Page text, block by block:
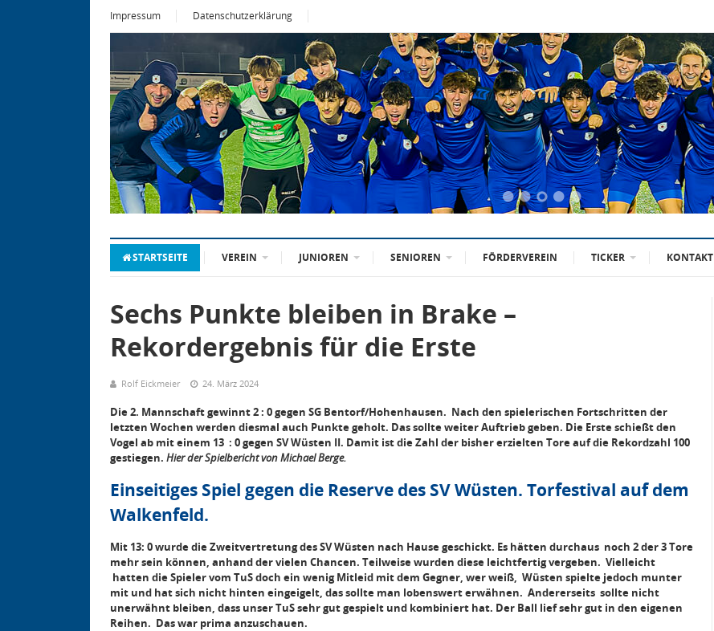
Impressum Datenschutzerklärung
STARTSEITE VEREIN JUNIOREN SENIOREN FÖRDERVEREIN TICKER KONTAKT
Sechs Punkte bleiben in Brake –
Rekordergebnis für die Erste
Rolf Eickmeier 24. März 2024
Die 2. Mannschaft gewinnt 2 : 0 gegen SG Bentorf/Hohenhausen. Nach den spielerischen Fortschritten der
letzten Wochen werden diesmal auch Punkte geholt. Das sollte weiter Auftrieb geben. Die Erste schießt den
Vogel ab mit einem 13 : 0 gegen SV Wüsten II. Damit ist die Zahl der bisher erzielten Tore auf die Rekordzahl 100
gestiegen. Hier der Spielbericht von Michael Berge.
Einseitiges Spiel gegen die Reserve des SV Wüsten. Torfestival auf dem
Walkenfeld.
Mit 13: 0 wurde die Zweitvertretung des SV Wüsten nach Hause geschickt. Es hätten durchaus noch 2 der 3 Tore
mehr sein können, anhand der vielen Chancen. Teilweise wurden diese leichtfertig vergeben. Vielleicht
hatten die Spieler vom TuS doch ein wenig Mitleid mit dem Gegner, wer weiß, Wüsten spielte jedoch munter
mit und hat sich nicht hinten eingeigelt, das sollte man lobenswert erwähnen. Andererseits sollte nicht
unerwähnt bleiben, dass unser TuS sehr gut gespielt und kombiniert hat. Der Ball lief sehr gut in den eigenen
Reihen. Das war prima anzuschauen.